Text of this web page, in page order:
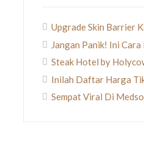
Upgrade Skin Barrier
Jangan Panik! Ini
Steak Hotel by
Inilah Daftar Harga
Sempat Viral Di